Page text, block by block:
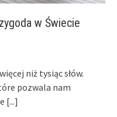
w Świecie
niż tysiąc słów.
pozwala nam
[...]